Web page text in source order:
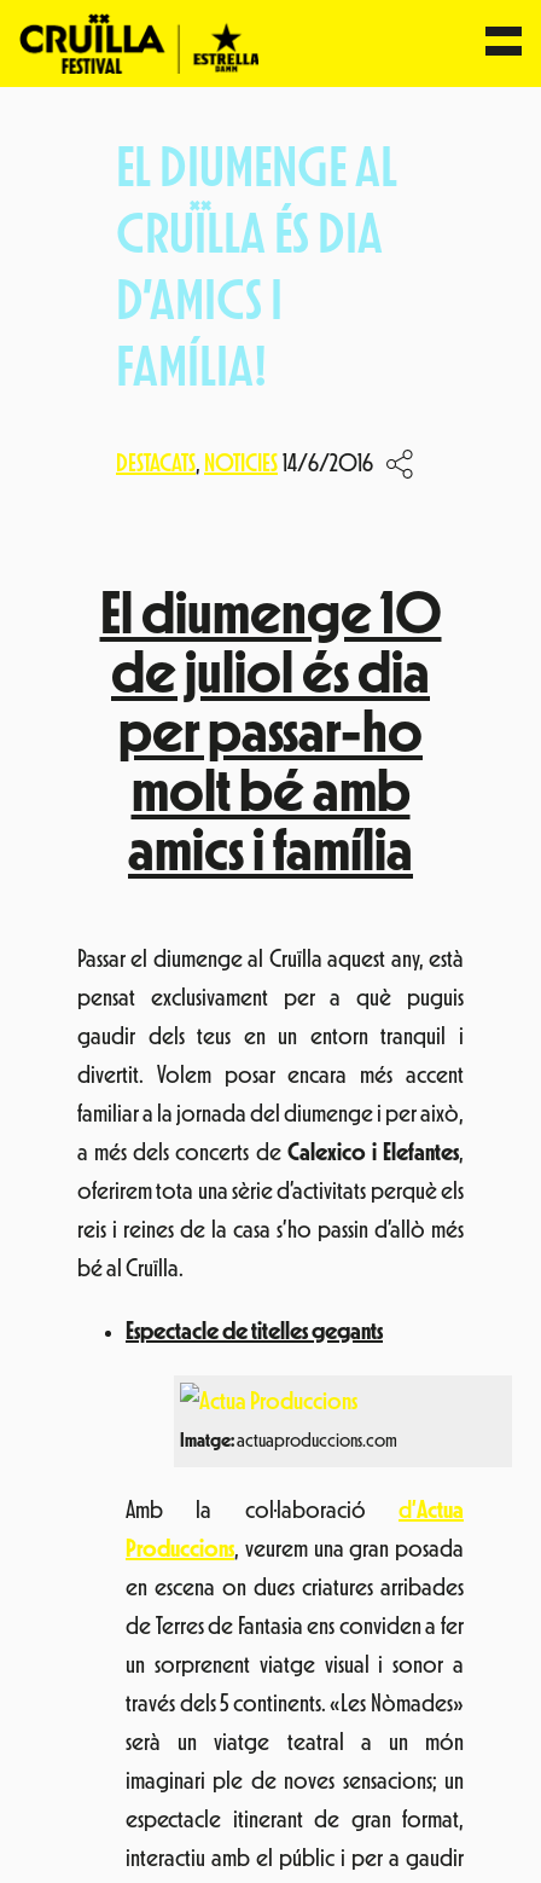
EL DIUMENGE AL
CRUÏLLA ÉS DIA
D’AMICS I
FAMÍLIA!
DESTACATS, NOTICIES 14/6/2016
El diumenge 10
de juliol és dia
per passar-ho
molt bé amb
amics i família
Passar el diumenge al Cruïlla aquest any, està
pensat exclusivament per a què puguis
gaudir dels teus en un entorn tranquil i
divertit. Volem posar encara més accent
familiar a la jornada del diumenge i per això,
a més dels concerts de Calexico i Elefantes,
oferirem tota una sèrie d’activitats perquè els
reis i reines de la casa s’ho passin d’allò més
bé al Cruïlla.
Espectacle de titelles gegants
Imatge:actuaproduccions.com
Amb la col·laboració d’Actua
Produccions, veurem una gran posada
en escena on dues criatures arribades
de Terres de Fantasia ens conviden a fer
un sorprenent viatge visual i sonor a
través dels 5 continents. «Les Nòmades»
serà un viatge teatral a un món
imaginari ple de noves sensacions; un
espectacle itinerant de gran format,
interactiu amb el públic i per a gaudir